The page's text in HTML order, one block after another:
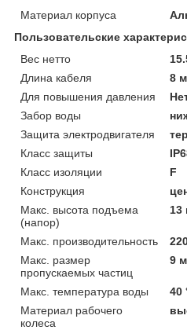
Материал корпуса
Пользовательские
Вес нетто
Длина кабеля
8 м
Для повышения давления
Забор воды
Защита электродвигателя
Класс защиты
Класс изоляции
F
Конструкция
Макс. высота подъема
(напор)
13
Макс. производительность
Макс. размер
пропускаемых частиц
9
Макс. температура воды
40
Материал рабочего
колеса